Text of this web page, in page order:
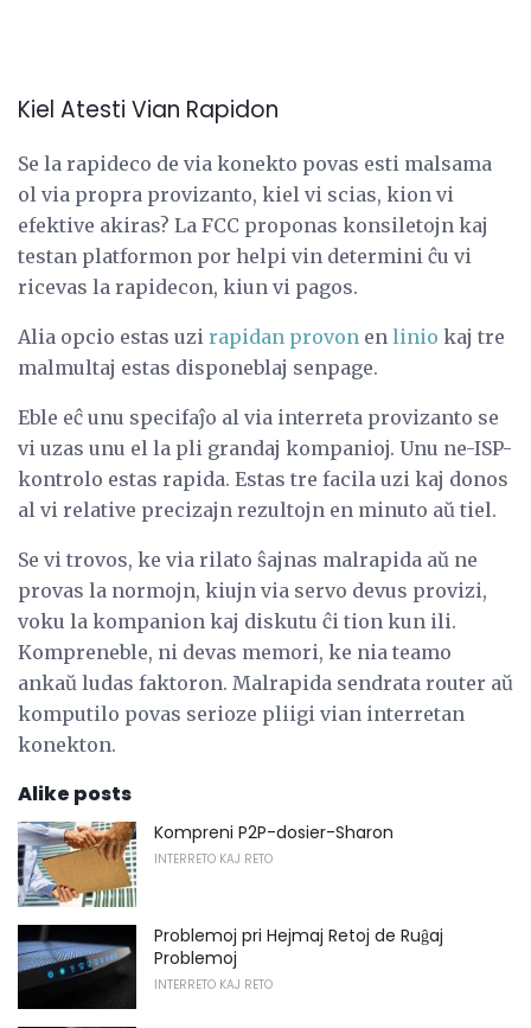
Kiel Atesti Vian Rapidon
Se la rapideco de via konekto povas esti malsama
ol via propra provizanto, kiel vi scias, kion vi
efektive akiras? La FCC proponas konsiletojn kaj
testan platformon por helpi vin determini ĉu vi
ricevas la rapidecon, kiun vi pagos.
Alia opcio estas uzi rapidan provon en linio kaj tre
malmultaj estas disponeblaj senpage.
Eble eĉ unu specifaĵo al via interreta provizanto se
vi uzas unu el la pli grandaj kompanioj. Unu ne-ISP-
kontrolo estas rapida. Estas tre facila uzi kaj donos
al vi relative precizajn rezultojn en minuto aŭ tiel.
Se vi trovos, ke via rilato ŝajnas malrapida aŭ ne
provas la normojn, kiujn via servo devus provizi,
voku la kompanion kaj diskutu ĉi tion kun ili.
Kompreneble, ni devas memori, ke nia teamo
ankaŭ ludas faktoron. Malrapida sendrata router aŭ
komputilo povas serioze pliigi vian interretan
konekton.
Alike posts
Kompreni P2P-dosier-Sharon
INTERRETO KAJ RETO
Problemoj pri Hejmaj Retoj de Ruĝaj
Problemoj
INTERRETO KAJ RETO